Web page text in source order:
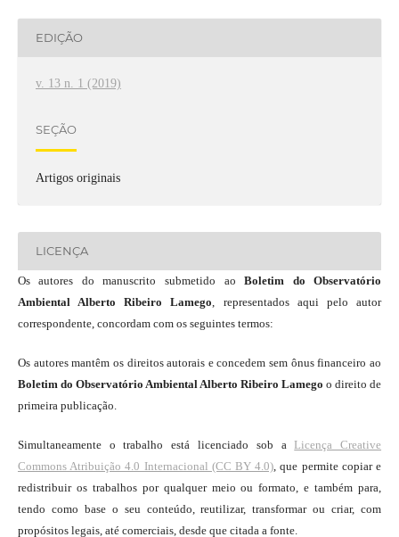
EDIÇÃO
v. 13 n. 1 (2019)
SEÇÃO
Artigos originais
LICENÇA
Os autores do manuscrito submetido aoBoletim do Observatório
Ambiental Alberto Ribeiro Lamego , representados aqui pelo autor
correspondente, concordam com os seguintes termos:
Os autores mantêm os direitos autorais e concedem sem ônus financeiro ao
Boletim do Observatório Ambiental Alberto Ribeiro Lamegoo direito de
primeira publicação.
Simultaneamente o trabalho está licenciado sob a Licença Creative
Commons Atribuição 4.0 Internacional (CC BY 4.0) , que permite copiar e
redistribuir os trabalhos por qualquer meio ou formato, e também para,
tendo como base o seu conteúdo, reutilizar, transformar ou criar, com
propósitos legais, até comerciais, desde que citada a fonte.